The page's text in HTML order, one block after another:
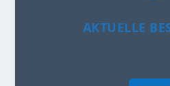
AKTUELLE